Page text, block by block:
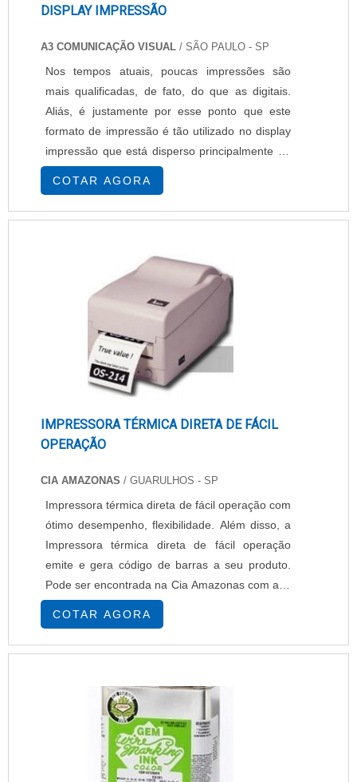
impressora. Ou seja, ele vai variar em:
(resina, cera ou misto); medidas (largura do
rolo, comprimento do ribbon, diâmetro do
tubete);
DISPLAY IMPRESSÃO
A3 COMUNICAÇÃO VISUAL / SÃO PAULO - SP
Nos tempos atuais, poucas impressões são
mais qualificadas, de fato, do que as digitais.
Aliás, é justamente por esse ponto que este
formato de impressão é tão utilizado no display
impressão que está disperso principalmente no
ambiente varejista como um todo. Restaurantes,
bares, lanchonetes e hotéis representam
apenas alguns dos espaços mais aptos a
COTAR AGORA
IMPRESSORA TÉRMICA DIRETA DE FÁCIL
OPERAÇÃO
CIA AMAZONAS / GUARULHOS - SP
Impressora térmica direta de fácil operação com
ótimo desempenho, flexibilidade. Além disso, a
Impressora térmica direta de fácil operação
emite e gera código de barras a seu produto.
Pode ser encontrada na Cia Amazonas com alta
qualidade e eficiência no seu desempenho.....
COTAR AGORA